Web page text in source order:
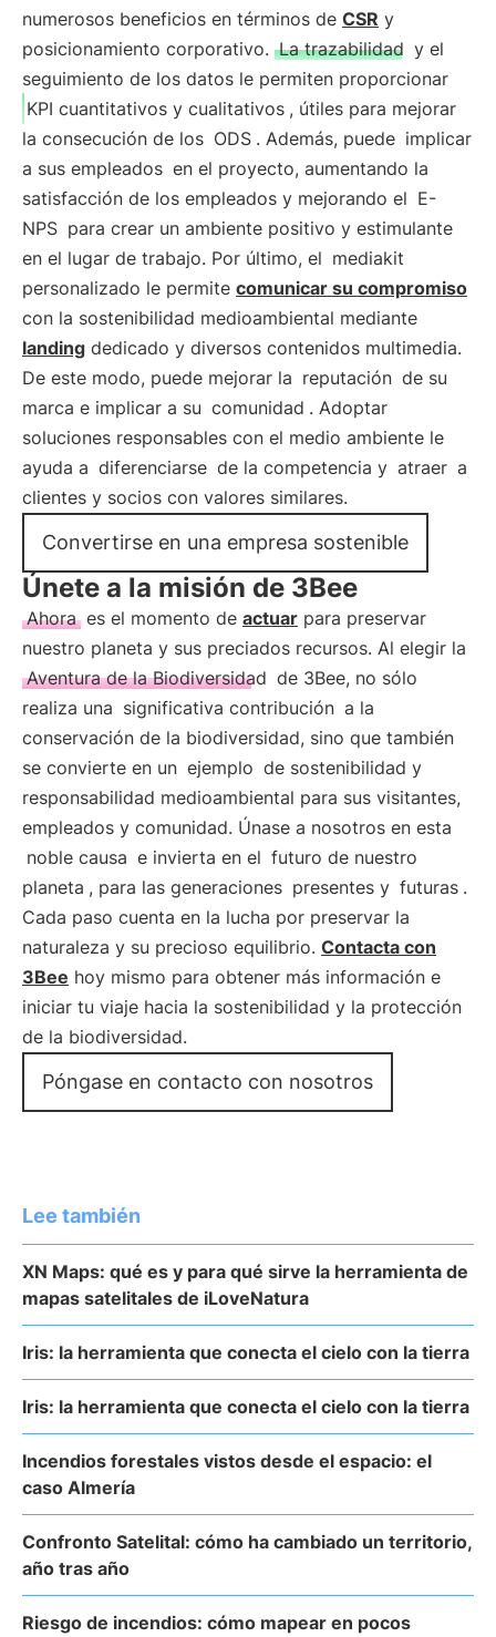
numerosos beneficios en términos de CSR y
posicionamiento corporativo. La trazabilidad y el
seguimiento de los datos le permiten proporcionar
KPI cuantitativos y cualitativos , útiles para mejorar
la consecución de los ODS . Además, puede implicar
a sus empleados en el proyecto, aumentando la
satisfacción de los empleados y mejorando el E-
NPS para crear un ambiente positivo y estimulante
en el lugar de trabajo. Por último, el mediakit
personalizado le permite comunicar su compromiso
con la sostenibilidad medioambiental mediante
landing dedicado y diversos contenidos multimedia.
De este modo, puede mejorar la reputación de su
marca e implicar a su comunidad . Adoptar
soluciones responsables con el medio ambiente le
ayuda a diferenciarse de la competencia y atraer a
clientes y socios con valores similares.
Convertirse en una empresa sostenible
Únete a la misión de 3Bee
Ahora es el momento de actuar para preservar
nuestro planeta y sus preciados recursos. Al elegir la
Aventura de la Biodiversidad de 3Bee, no sólo
realiza una significativa contribución a la
conservación de la biodiversidad, sino que también
se convierte en un ejemplo de sostenibilidad y
responsabilidad medioambiental para sus visitantes,
empleados y comunidad. Únase a nosotros en esta
noble causa e invierta en el futuro de nuestro
planeta , para las generaciones presentes y futuras .
Cada paso cuenta en la lucha por preservar la
naturaleza y su precioso equilibrio. Contacta con
3Bee hoy mismo para obtener más información e
iniciar tu viaje hacia la sostenibilidad y la protección
de la biodiversidad.
Póngase en contacto con nosotros
Lee también
XN Maps: qué es y para qué sirve la herramienta de
mapas satelitales de iLoveNatura
Iris: la herramienta que conecta el cielo con la tierra
Iris: la herramienta que conecta el cielo con la tierra
Incendios forestales vistos desde el espacio: el
caso Almería
Confronto Satelital: cómo ha cambiado un territorio,
año tras año
Riesgo de incendios: cómo mapear en pocos